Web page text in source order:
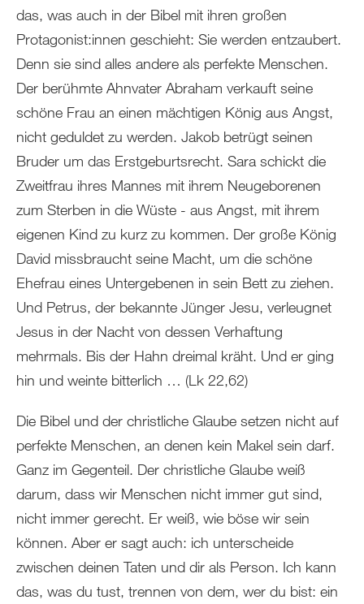
das, was auch in der Bibel mit ihren großen
Protagonist:innen geschieht: Sie werden entzaubert.
Denn sie sind alles andere als perfekte Menschen.
Der berühmte Ahnvater Abraham verkauft seine
schöne Frau an einen mächtigen König aus Angst,
nicht geduldet zu werden. Jakob betrügt seinen
Bruder um das Erstgeburtsrecht. Sara schickt die
Zweitfrau ihres Mannes mit ihrem Neugeborenen
zum Sterben in die Wüste - aus Angst, mit ihrem
eigenen Kind zu kurz zu kommen. Der große König
David missbraucht seine Macht, um die schöne
Ehefrau eines Untergebenen in sein Bett zu ziehen.
Und Petrus, der bekannte Jünger Jesu, verleugnet
Jesus in der Nacht von dessen Verhaftung
mehrmals. Bis der Hahn dreimal kräht. Und er ging
hin und weinte bitterlich … (Lk 22,62)
Die Bibel und der christliche Glaube setzen nicht auf
perfekte Menschen, an denen kein Makel sein darf.
Ganz im Gegenteil. Der christliche Glaube weiß
darum, dass wir Menschen nicht immer gut sind,
nicht immer gerecht. Er weiß, wie böse wir sein
können. Aber er sagt auch: ich unterscheide
zwischen deinen Taten und dir als Person. Ich kann
das, was du tust, trennen von dem, wer du bist: ein